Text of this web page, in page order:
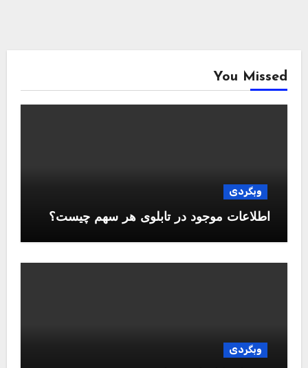
You Missed
وبگردی
اطلاعات موجود در تابلوی هر سهم چیست؟
وبگردی